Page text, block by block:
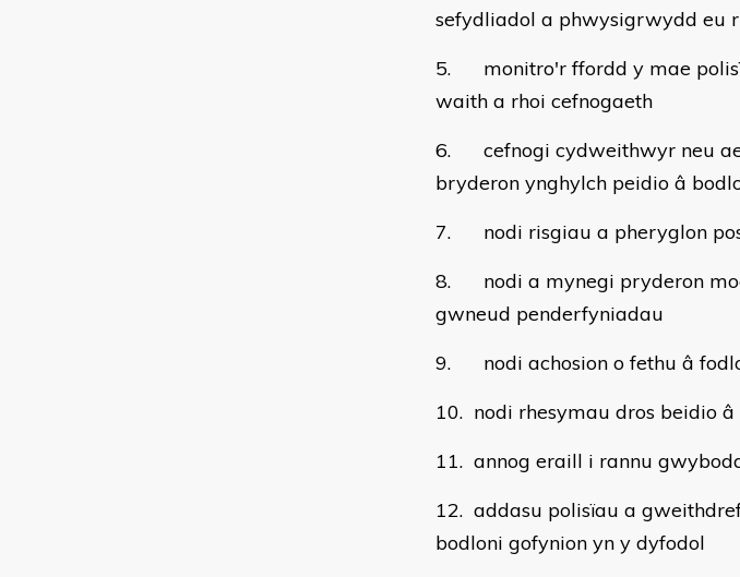
sefydliadol a phwysigrwydd eu
5. monitro'r ffordd y mae
waith a rhoi cefnogaeth
6. cefnogi cydweithwyr neu
bryderon ynghylch peidio â
7. nodi risgiau a pheryglon
8. nodi a mynegi pryderon
gwneud penderfyniadau
9. nodi achosion o fethu â
10. nodi rhesymau dros beidio
11. annog eraill i rannu
12. addasu polisïau a
bodloni gofynion yn y dyfodol